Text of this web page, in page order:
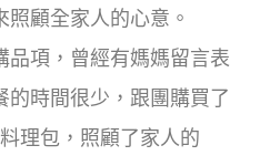
顧全家人的心意。
品項，曾經有媽媽留言表
的時間很少，跟團購買了
理包，照顧了家人的